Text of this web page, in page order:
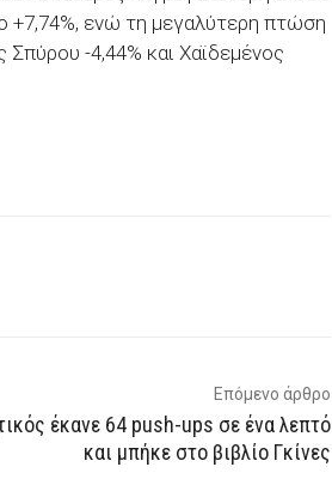
+7,74%, ενώ τη μεγαλύτερη πτώση
Σπύρου -4,44% και Χαϊδεμένος
Επόμενο άρθρο
έκανε 64 push-ups σε ένα λεπτό
και μπήκε στο βιβλίο Γκίνες